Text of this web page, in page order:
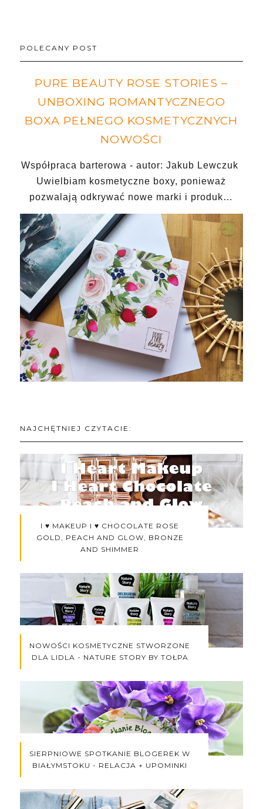
POLECANY POST
PURE BEAUTY ROSE STORIES –
UNBOXING ROMANTYCZNEGO
BOXA PEŁNEGO KOSMETYCZNYCH
NOWOŚCI
Współpraca barterowa - autor: Jakub Lewczuk
Uwielbiam kosmetyczne boxy, ponieważ
pozwalają odkrywać nowe marki i produk…
NAJCHĘTNIEJ CZYTACIE:
I ♥ MAKEUP I ♥ CHOCOLATE ROSE
GOLD, PEACH AND GLOW, BRONZE
AND SHIMMER
NOWOŚCI KOSMETYCZNE STWORZONE
DLA LIDLA - NATURE STORY BY TOŁPA
SIERPNIOWE SPOTKANIE BLOGEREK W
BIAŁYMSTOKU - RELACJA + UPOMINKI